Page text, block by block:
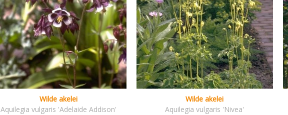
Wilde akelei
Aquilegia vulgaris 'Adelaide Addison'
Wilde akelei
Aquilegia vulgaris 'Nivea'